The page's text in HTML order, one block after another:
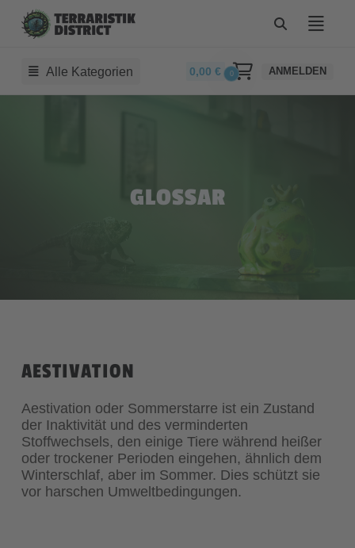
Alle Kategorien 0,00€ 0 ANMELDEN
GLOSSAR
AESTIVATION
Aestivation oder Sommerstarre ist ein Zustand
der Inaktivität und des verminderten
Stoffwechsels, den einige Tiere während heißer
oder trockener Perioden eingehen, ähnlich dem
Winterschlaf, aber im Sommer. Dies schützt sie
vor harschen Umweltbedingungen.